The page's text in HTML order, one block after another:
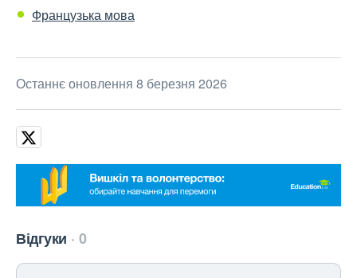
Французька мова
Останнє оновлення 8 березня 2026
Відгуки 0